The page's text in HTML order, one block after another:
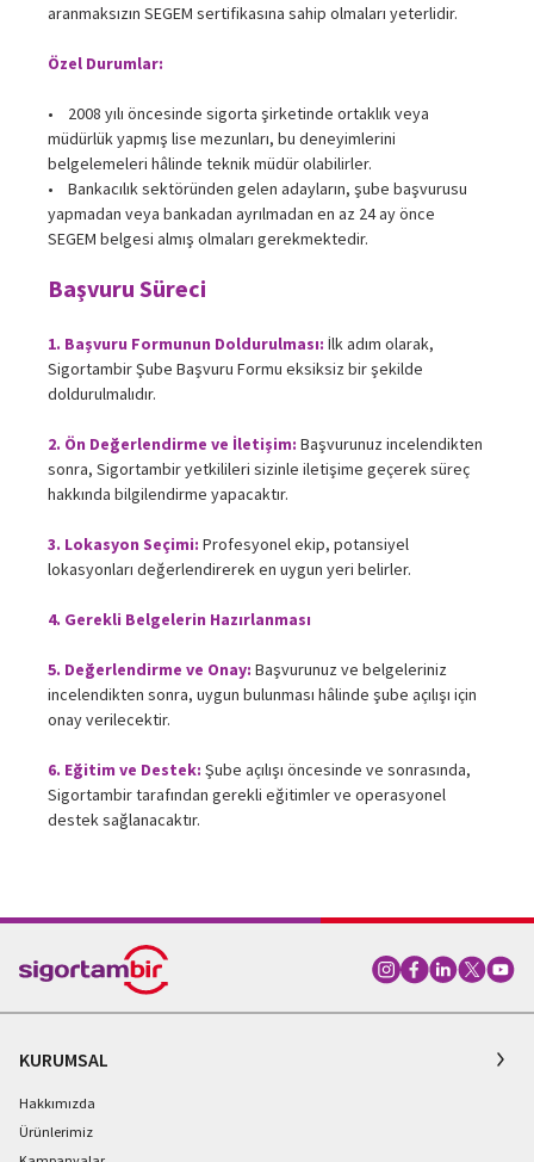
aranmaksızın SEGEM sertifikasına sahip olmaları yeterlidir.
Özel Durumlar:
• 2008 yılı öncesinde sigorta şirketinde ortaklık veya
müdürlük yapmış lise mezunları, bu deneyimlerini
belgelemeleri hâlinde teknik müdür olabilirler.
• Bankacılık sektöründen gelen adayların, şube başvurusu
yapmadan veya bankadan ayrılmadan en az 24 ay önce
SEGEM belgesi almış olmaları gerekmektedir.
Başvuru Süreci
1. Başvuru Formunun Doldurulması: İlk adım olarak,
Sigortambir Şube Başvuru Formu eksiksiz bir şekilde
doldurulmalıdır.
2. Ön Değerlendirme ve İletişim: Başvurunuz incelendikten
sonra, Sigortambir yetkilileri sizinle iletişime geçerek süreç
hakkında bilgilendirme yapacaktır.
3. Lokasyon Seçimi: Profesyonel ekip, potansiyel
lokasyonları değerlendirerek en uygun yeri belirler.
4. Gerekli Belgelerin Hazırlanması
5. Değerlendirme ve Onay: Başvurunuz ve belgeleriniz
incelendikten sonra, uygun bulunması hâlinde şube açılışı için
onay verilecektir.
6. Eğitim ve Destek: Şube açılışı öncesinde ve sonrasında,
Sigortambir tarafından gerekli eğitimler ve operasyonel
destek sağlanacaktır.
KURUMSAL
Hakkımızda
Ürünlerimiz